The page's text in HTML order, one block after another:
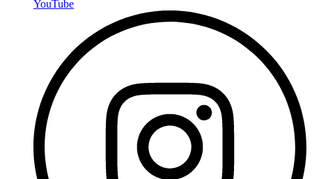
YouTube